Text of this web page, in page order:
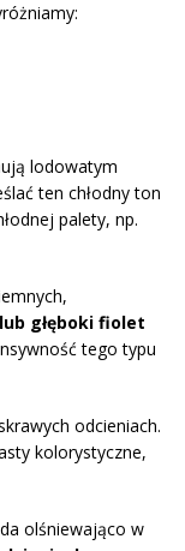
lodowatym
ten chłodny ton
palety, np.
głęboki fiolet
tego typu
odcieniach.
kolorystyczne,
olśniewająco w